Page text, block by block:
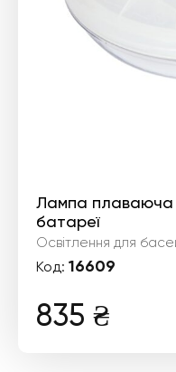
Лампа плаваюча
батареї
Освітлення для
Код: 16609
835 ₴